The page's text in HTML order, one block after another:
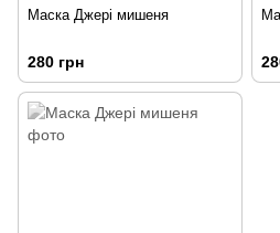
Маска Джері мишеня
280 грн